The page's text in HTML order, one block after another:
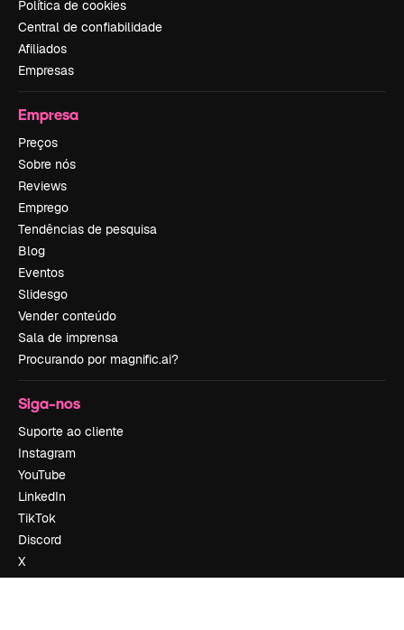
Política de cookies
Central de confiabilidade
Afiliados
Empresas
Empresa
Preços
Sobre nós
Reviews
Emprego
Tendências de pesquisa
Blog
Eventos
Slidesgo
Vender conteúdo
Sala de imprensa
Procurando por magnific.ai?
Siga-nos
Suporte ao cliente
Instagram
YouTube
LinkedIn
TikTok
Discord
X
Reddit